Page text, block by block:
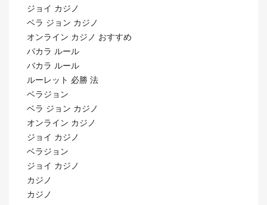
ジョイ カジノ
ベラ ジョン カジノ
オンライン カジノ おすすめ
バカラ ルール
バカラ ルール
ルーレット 必勝 法
ベラジョン
ベラ ジョン カジノ
オンライン カジノ
ジョイ カジノ
ベラジョン
ジョイ カジノ
カジノ
カジノ